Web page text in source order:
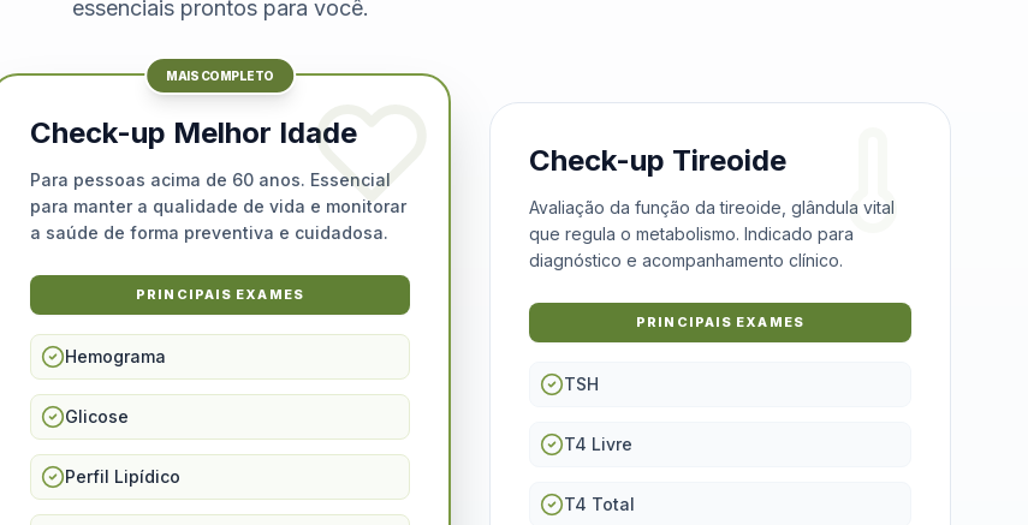
essenciais prontos para você.
MAIS COMPLETO
Check-up Melhor Idade
Para pessoas acima de 60 anos. Essencial
para manter a qualidade de vida e monitorar
a saúde de forma preventiva e cuidadosa.
PRINCIPAIS EXAMES
Hemograma
Glicose
Perfil Lipídico
Check-up Tireoide
Avaliação da função da tireoide, glândula vital
que regula o metabolismo. Indicado para
diagnóstico e acompanhamento clínico.
PRINCIPAIS EXAMES
TSH
T4 Livre
T4 Total